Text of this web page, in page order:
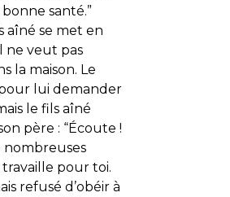
santé.”
aîné se met en
ne veut pas
la maison. Le
lui demander
le fils aîné
père : “Écoute !
nombreuses
travaille pour toi.
refusé d’obéir à